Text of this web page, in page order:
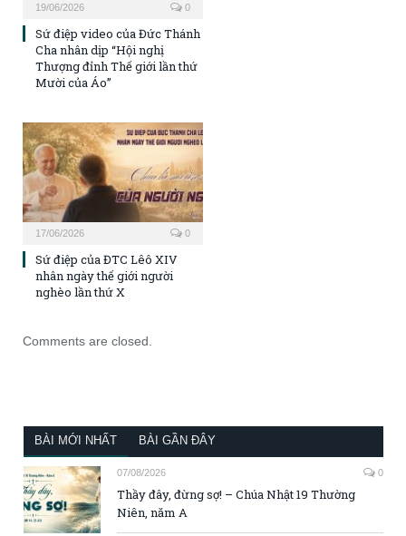
19/06/2026 0
Sứ điệp video của Đức Thánh
Cha nhân dịp “Hội nghị
Thượng đỉnh Thế giới lần thứ
Mười của Áo”
17/06/2026 0
Sứ điệp của ĐTC Lêô XIV
nhân ngày thế giới người
nghèo lần thứ X
Comments are closed.
BÀI MỚI NHẤT BÀI GẦN ĐÂY
07/08/2026 0
Thầy đây, đừng sợ! – Chúa Nhật 19 Thường
Niên, năm A